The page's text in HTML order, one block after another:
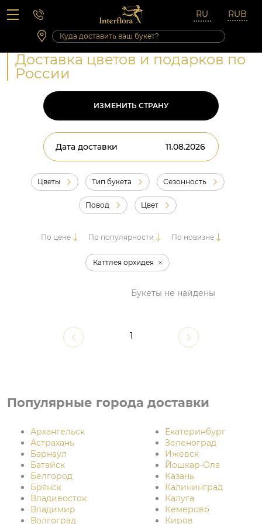
Вопросы-ответы
Сб 10:00 ‐ 14:00
Выходные и праздничные дни
Доставка цветов и подарков по
России
ИЗМЕНИТЬ СТРАНУ
Дата доставки
Цветы Тип букета Сезонность
Повод Цвет
По цене По популярности По новизне
Каттлея орхидея
Букеты не найдены
1
Популярные города доставки
Архангельск
Астрахань
Барнаул
Батайск
Белгород
Брянск
Владивосток
Владимир
Волгоград
Екатеринбург
Зеленоград
Ижевск
Йошкар-Ола
Казань
Калининград
Калуга
Кемерово
Киров